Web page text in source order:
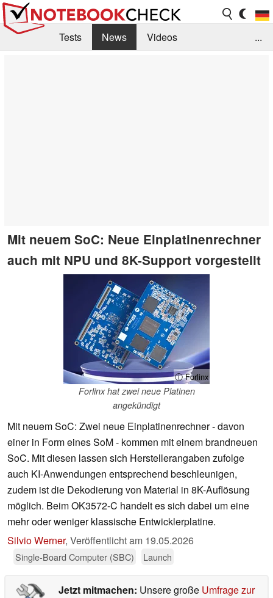
Tests News
Videos
...
Mit neuem SoC: Neue Einplatinenrechner
auch mit NPU und 8K-Support vorgestellt
ⓘ Forlinx
Forlinx hat zwei neue Platinen
angekündigt
Mit neuem SoC: Zwei neue Einplatinenrechner - davon
einer in Form eines SoM - kommen mit einem brandneuen
SoC. Mit diesen lassen sich Herstellerangaben zufolge
auch KI-Anwendungen entsprechend beschleunigen,
zudem ist die Dekodierung von Material in 8K-Auflösung
möglich. Beim OK3572-C handelt es sich dabei um eine
mehr oder weniger klassische Entwicklerplatine.
Silvio Werner, Veröffentlicht am 19.05.2026
Single-Board Computer (SBC) Launch
Jetzt mitmachen: Unsere große Umfrage zur